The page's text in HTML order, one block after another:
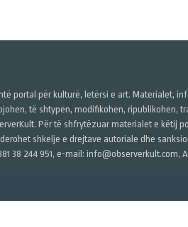
portal për kulturë, letërsi e art. Materialet,
të shtypen, modifikohen, ripublikohen,
Për të shfrytëzuar materialet e këtij
shkelje e drejtave autoriale dhe
38 244 951, e-mail: info@observerkult.com,